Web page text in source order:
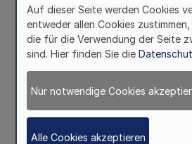
Auf dieser Seite werden Cookies
entweder allen Cookies zustimmen,
die für die Verwendung der Seite
sind. Hier finden Sie die
Nur notwendige Cookies
Alle Cookies akzeptieren